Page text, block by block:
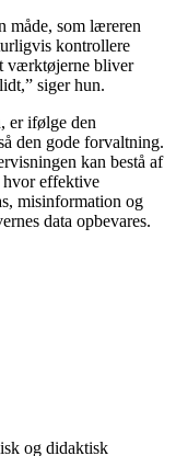
måde, som læreren
kontrollere
værktøjerne bliver
siger hun.
er ifølge den
den gode forvaltning.
kan bestå af
hvor effektive
misinformation og
data opbevares.
og didaktisk